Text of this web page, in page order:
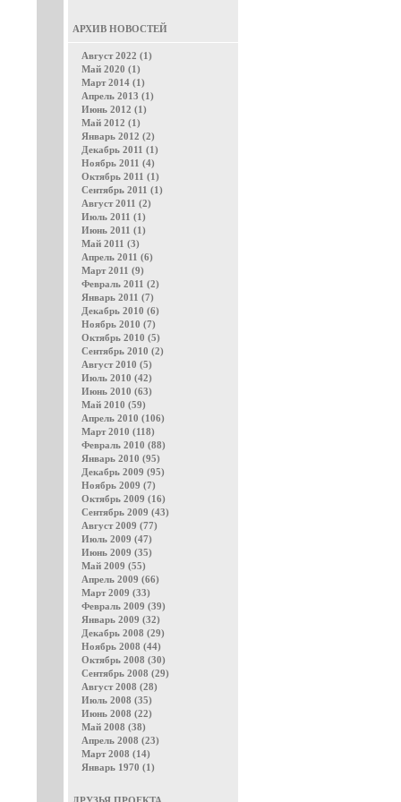
АРХИВ НОВОСТЕЙ
Август 2022 (1)
Май 2020 (1)
Март 2014 (1)
Апрель 2013 (1)
Июнь 2012 (1)
Май 2012 (1)
Январь 2012 (2)
Декабрь 2011 (1)
Ноябрь 2011 (4)
Октябрь 2011 (1)
Сентябрь 2011 (1)
Август 2011 (2)
Июль 2011 (1)
Июнь 2011 (1)
Май 2011 (3)
Апрель 2011 (6)
Март 2011 (9)
Февраль 2011 (2)
Январь 2011 (7)
Декабрь 2010 (6)
Ноябрь 2010 (7)
Октябрь 2010 (5)
Сентябрь 2010 (2)
Август 2010 (5)
Июль 2010 (42)
Июнь 2010 (63)
Май 2010 (59)
Апрель 2010 (106)
Март 2010 (118)
Февраль 2010 (88)
Январь 2010 (95)
Декабрь 2009 (95)
Ноябрь 2009 (7)
Октябрь 2009 (16)
Сентябрь 2009 (43)
Август 2009 (77)
Июль 2009 (47)
Июнь 2009 (35)
Май 2009 (55)
Апрель 2009 (66)
Март 2009 (33)
Февраль 2009 (39)
Январь 2009 (32)
Декабрь 2008 (29)
Ноябрь 2008 (44)
Октябрь 2008 (30)
Сентябрь 2008 (29)
Август 2008 (28)
Июль 2008 (35)
Июнь 2008 (22)
Май 2008 (38)
Апрель 2008 (23)
Март 2008 (14)
Январь 1970 (1)